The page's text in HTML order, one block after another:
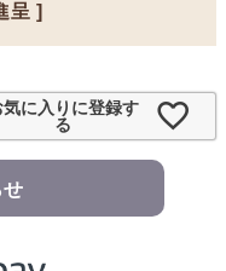
呈 ]
気に入りに登録す
る
せ